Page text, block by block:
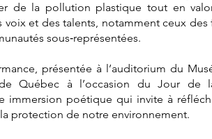
de la pollution plastique tout en
voix et des talents, notamment ceux des
sous‑représentées.
présentée à l’auditorium du
Québec à l’occasion du Jour de
immersion poétique qui invite à
protection de notre environnement.